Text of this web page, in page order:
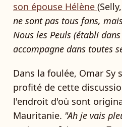
son épouse Hélène
ne sont pas tous fans,
Nous les Peuls (établi
accompagne dans toutes
Dans la foulée, Omar Sy
profité de cette
l'endroit d'où sont
Mauritanie. "Ah je vais